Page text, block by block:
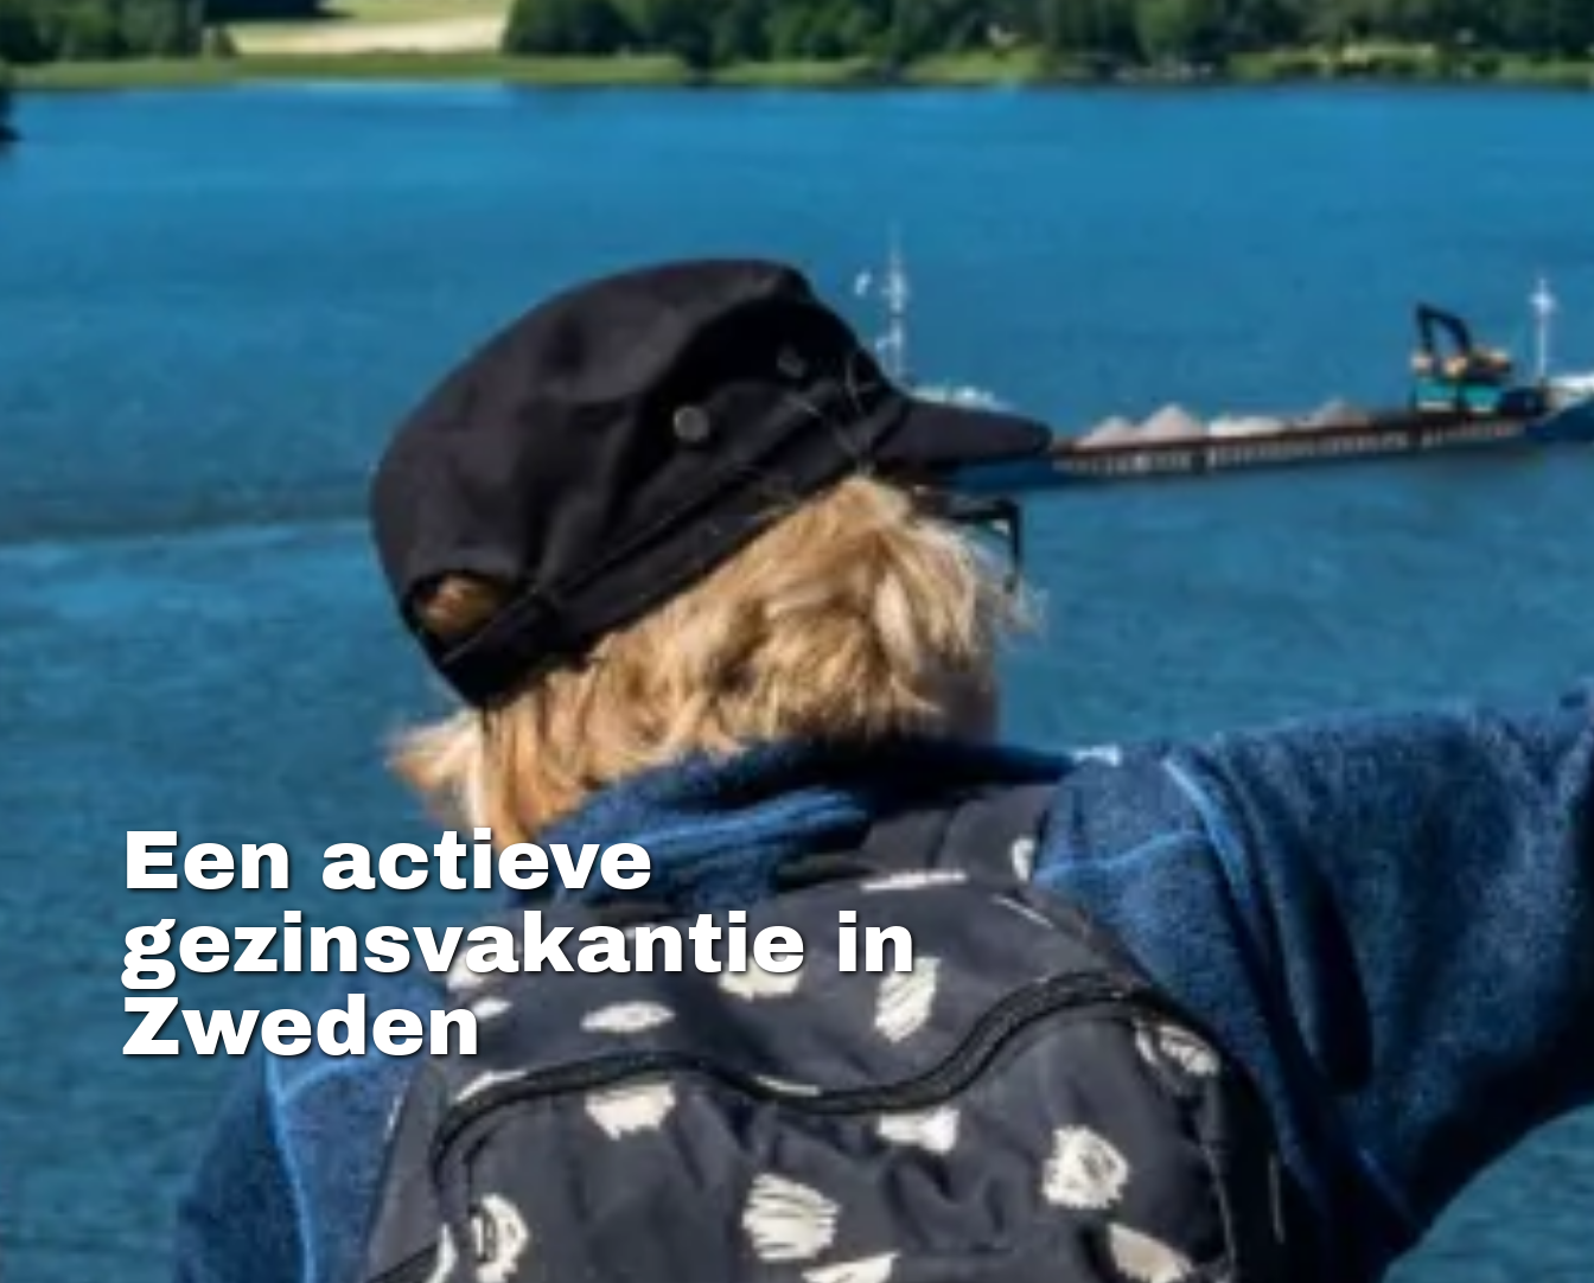
Een actieve
gezinsvakantie in
Zweden